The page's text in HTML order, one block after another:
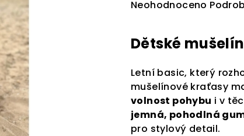
Průměrné
je
z
5
hvězdiček.
Neohodnoceno
Dětské
Letní basic, který
mušelínové kraťasy
volnost pohybu i v
jemná, pohodlná
pro stylový detail.